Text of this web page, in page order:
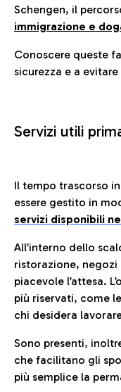
Schengen, il
immigrazione e
Conoscere queste
sicurezza e a
Servizi utili
Il tempo trascorso
essere gestito in
servizi disponibili
All’interno dello
ristorazione, negozi
piacevole l’attesa.
più riservati, come le
chi desidera
Sono presenti,
che facilitano gli
più semplice la